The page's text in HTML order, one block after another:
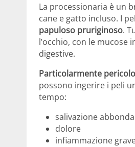
La processionaria è un
cane e gatto incluso. I
papuloso pruriginoso.
l’occhio, con le
digestive.
Particolarmente
possono ingerire i peli
tempo:
salivazione
dolore
infiammazione